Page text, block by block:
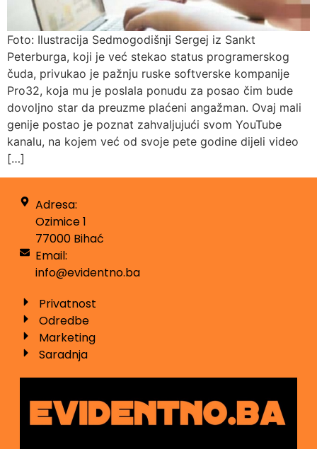
Foto: Ilustracija Sedmogodišnji Sergej iz Sankt
Peterburga, koji je već stekao status programerskog
čuda, privukao je pažnju ruske softverske kompanije
Pro32, koja mu je poslala ponudu za posao čim bude
dovoljno star da preuzme plaćeni angažman. Ovaj mali
genije postao je poznat zahvaljujući svom YouTube
kanalu, na kojem već od svoje pete godine dijeli video
[…]
Adresa:
Ozimice 1
77000 Bihać
Email:
info@evidentno.ba
Privatnost
Odredbe
Marketing
Saradnja